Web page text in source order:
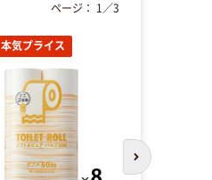
本気プライス
ページ： 1 ／3
次のスライド